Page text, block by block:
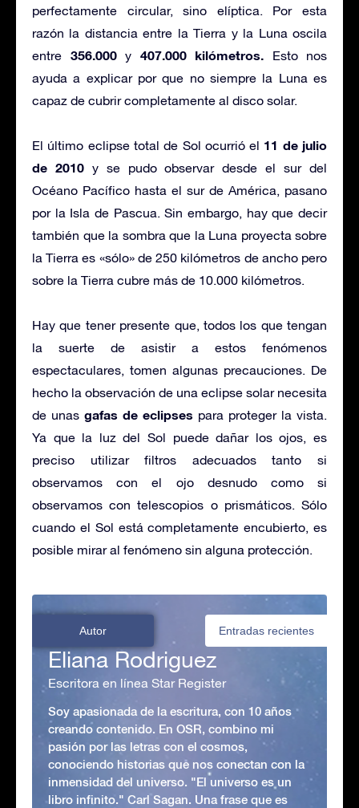
perfectamente circular, sino elíptica. Por esta
razón la distancia entre la Tierra y la Luna oscila
entre 356.000y 407.000 kilómetros. Esto nos
ayuda a explicar por que no siempre la Luna es
capaz de cubrir completamente al disco solar.
El último eclipse total de Sol ocurrió el 11 de julio
de 2010y se pudo observar desde el sur del
Océano Pacífico hasta el sur de América, pasano
por la Isla de Pascua. Sin embargo, hay que decir
también que la sombra que la Luna proyecta sobre
la Tierra es «sólo» de 250 kilómetros de ancho pero
sobre la Tierra cubre más de 10.000 kilómetros.
Hay que tener presente que, todos los que tengan
la suerte de asistir a estos fenómenos
espectaculares, tomen algunas precauciones. De
hecho la observación de una eclipse solar necesita
de unas gafas de eclipses para proteger la vista.
Ya que la luz del Sol puede dañar los ojos, es
preciso utilizar filtros adecuados tanto si
observamos con el ojo desnudo como si
observamos con telescopios o prismáticos. Sólo
cuando el Sol está completamente encubierto, es
posible mirar al fenómeno sin alguna protección.
Autor Entradas recientes
Eliana Rodriguez
Escritora en línea Star Register
Soy apasionada de la escritura, con 10 años
creando contenido. En OSR, combino mi
pasión por las letras con el cosmos,
conociendo historias que nos conectan con la
inmensidad del universo. "El universo es un
libro infinito." Carl Sagan. Una frase que es